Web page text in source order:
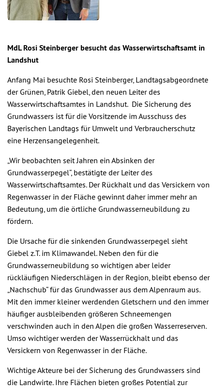
MdL Rosi Steinberger besucht das Wasserwirtschaftsamt in
Landshut
Anfang Mai besuchte Rosi Steinberger, Landtagsabgeordnete
der Grünen, Patrik Giebel, den neuen Leiter des
Wasserwirtschaftsamtes in Landshut. Die Sicherung des
Grundwassers ist für die Vorsitzende im Ausschuss des
Bayerischen Landtags für Umwelt und Verbraucherschutz
eine Herzensangelegenheit.
„Wir beobachten seit Jahren ein Absinken der
Grundwasserpegel“, bestätigte der Leiter des
Wasserwirtschaftsamtes. Der Rückhalt und das Versickern von
Regenwasser in der Fläche gewinnt daher immer mehr an
Bedeutung, um die örtliche Grundwasserneubildung zu
fördern.
Die Ursache für die sinkenden Grundwasserpegel sieht
Giebel z.T. im Klimawandel. Neben den für die
Grundwasserneubildung so wichtigen aber leider
rückläufigen Niederschlägen in der Region, bleibt ebenso der
„Nachschub“ für das Grundwasser aus dem Alpenraum aus.
Mit den immer kleiner werdenden Gletschern und den immer
häufiger ausbleibenden größeren Schneemengen
verschwinden auch in den Alpen die großen Wasserreserven.
Umso wichtiger werden der Wasserrückhalt und das
Versickern von Regenwasser in der Fläche.
Wichtige Akteure bei der Sicherung des Grundwassers sind
die Landwirte. Ihre Flächen bieten großes Potential zur